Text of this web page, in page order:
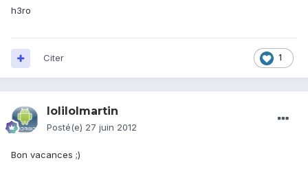
h3ro
1
Citer
lolilolmartin
Posté(e) 27 juin 2012
Bon vacances ;)